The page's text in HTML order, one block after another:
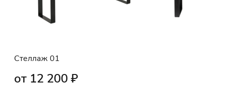
Стеллаж 01
от 12 200 ₽